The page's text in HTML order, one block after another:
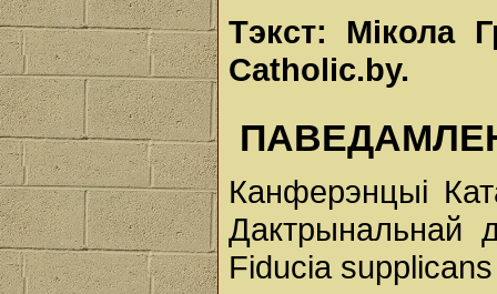
Тэкст: Мікола
Catholic.by.
Канферэнцыі
Дактрынальнай
Fiducia supplicans